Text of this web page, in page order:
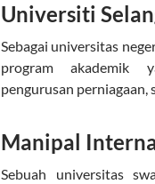
Universiti
Sebagai universitas
program akademik
pengurusan perniagaan,
Manipal
Sebuah universitas